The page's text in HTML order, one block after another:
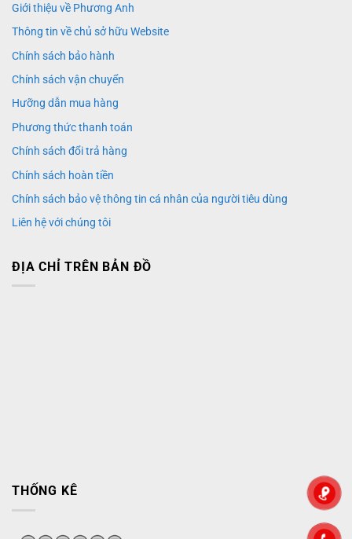
Giới thiệu về Phương Anh
Thông tin về chủ sở hữu Website
Chính sách bảo hành
Chính sách vận chuyển
Hưỡng dẫn mua hàng
Phương thức thanh toán
Chính sách đổi trả hàng
Chính sách hoàn tiền
Chính sách bảo vệ thông tin cá nhân của người tiêu dùng
Liên hệ với chúng tôi
ĐỊA CHỈ TRÊN BẢN ĐỒ
THỐNG KÊ